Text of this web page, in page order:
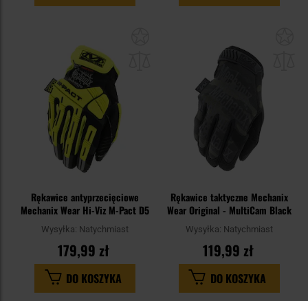
Rękawice antyprzecięciowe
Mechanix Wear Hi-Viz M-Pact D5
Wysyłka: Natychmiast
179,99 zł
DO KOSZYKA
Rękawice taktyczne Mechanix
Wear Original - MultiCam Black
Wysyłka: Natychmiast
119,99 zł
DO KOSZYKA